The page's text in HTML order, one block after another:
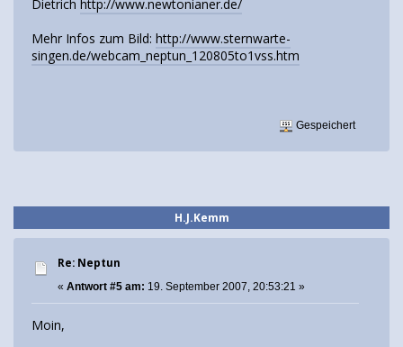
Dietrich http://www.newtonianer.de/
Mehr Infos zum Bild: http://www.sternwarte-
singen.de/webcam_neptun_120805to1vss.htm
Gespeichert
H.J.Kemm
Re: Neptun
« Antwort #5 am: 19. September 2007, 20:53:21 »
Moin,